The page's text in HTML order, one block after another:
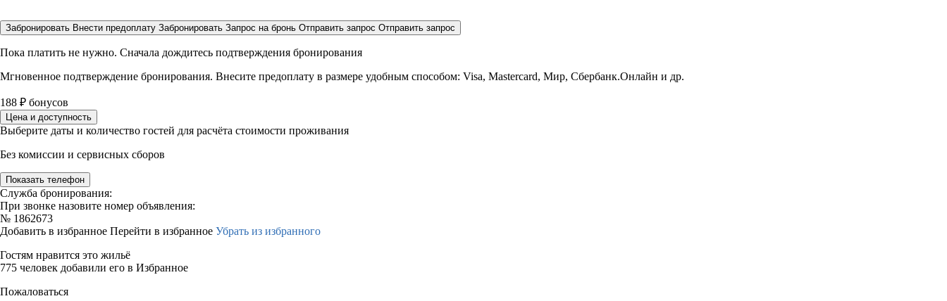
Забронировать Внести предоплату Забронировать Запрос на бронь Отправить запрос Отправить запрос
Пока платить не нужно. Сначала дождитесь подтверждения бронирования
Мгновенное подтверждение бронирования. Внесите предоплату в размере удобным способом: Visa, Mastercard, Мир, Сбербанк.Онлайн и др.
188 ₽ бонусов
Цена и доступность
Выберите даты и количество гостей для расчёта стоимости проживания
Без комиссии и сервисных сборов
Показать телефон
Служба бронирования:
При звонке назовите номер объявления:
№ 1862673
Добавить в избранное Перейти в избранное Убрать из избранного
Гостям нравится это жильё
775 человек добавили его в Избранное
Пожаловаться